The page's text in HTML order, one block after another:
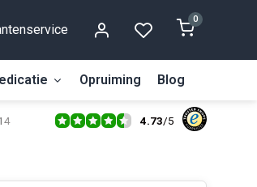
0
Opruiming Blog
4.73/5